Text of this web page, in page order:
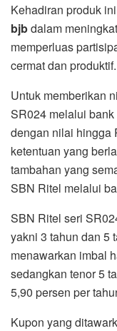
Kehadiran produk
bjbdalam
memperluas
cermat dan produktif.
Untuk memberikan
SR024 melalui bank
dengan nilai hingga
ketentuan yang
tambahan yang
SBN Ritel melalui
SBN Ritel seri
yakni 3 tahun dan 5
menawarkan imbal
sedangkan tenor 5
5,90 persen per
Kupon yang